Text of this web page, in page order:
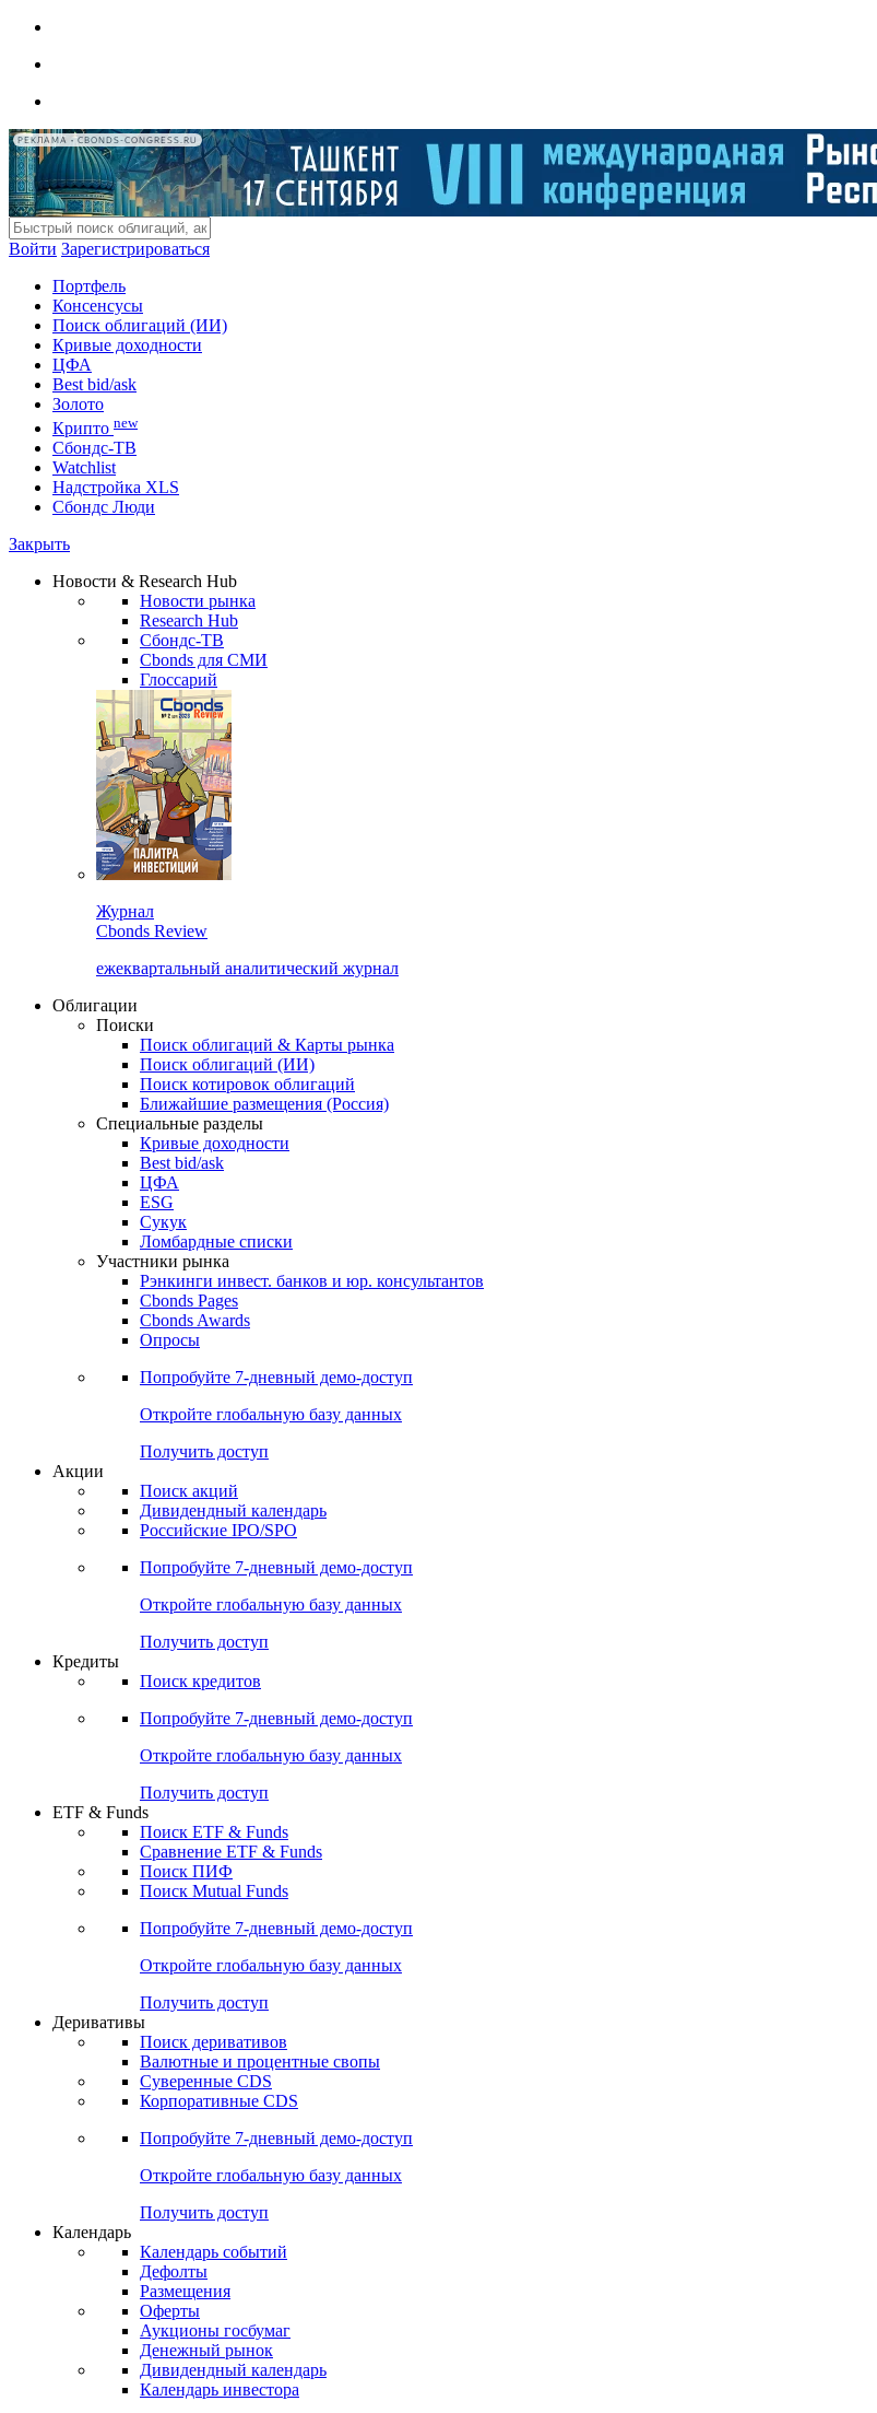
РЕКЛАМА • CBONDS-CONGRESS.RU
Войти Зарегистрироваться
Портфель
Консенсусы
Поиск облигаций (ИИ)
Кривые доходности
ЦФА
Best bid/ask
Золото
Крипто new
Сбондс-ТВ
Watchlist
Надстройка XLS
Сбондс Люди
Закрыть
Новости & Research Hub
Новости рынка
Research Hub
Сбондс-ТВ
Cbonds для СМИ
Глоссарий
Журнал
Cbonds Review
ежеквартальный аналитический журнал
Облигации
Поиски
Поиск облигаций & Карты рынка
Поиск облигаций (ИИ)
Поиск котировок облигаций
Ближайшие размещения (Россия)
Специальные разделы
Кривые доходности
Best bid/ask
ЦФА
ESG
Сукук
Ломбардные списки
Участники рынка
Рэнкинги инвест. банков и юр. консультантов
Cbonds Pages
Cbonds Awards
Опросы
Попробуйте 7-дневный демо-доступ
Откройте глобальную базу данных
Получить доступ
Акции
Поиск акций
Дивидендный календарь
Российские IPO/SPO
Попробуйте 7-дневный демо-доступ
Откройте глобальную базу данных
Получить доступ
Кредиты
Поиск кредитов
Попробуйте 7-дневный демо-доступ
Откройте глобальную базу данных
Получить доступ
ETF & Funds
Поиск ETF & Funds
Сравнение ETF & Funds
Поиск ПИФ
Поиск Mutual Funds
Попробуйте 7-дневный демо-доступ
Откройте глобальную базу данных
Получить доступ
Деривативы
Поиск деривативов
Валютные и процентные свопы
Суверенные CDS
Корпоративные CDS
Попробуйте 7-дневный демо-доступ
Откройте глобальную базу данных
Получить доступ
Календарь
Календарь событий
Дефолты
Размещения
Оферты
Аукционы госбумаг
Денежный рынок
Дивидендный календарь
Календарь инвестора